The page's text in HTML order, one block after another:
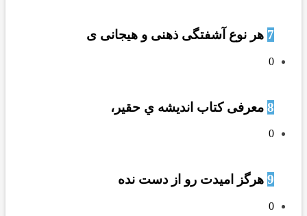
7 هر نوع آشفتگی ذهنی و هیجانی ی
0
8 معرفی کتاب انديشه ي حقير،
0
9 هرگز امیدت رو از دست نده
0